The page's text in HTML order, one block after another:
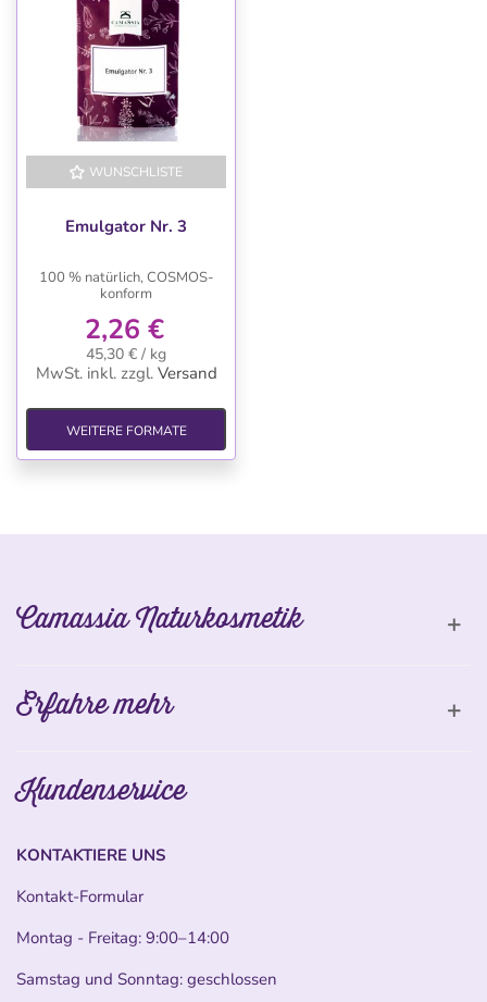
WUNSCHLISTE
Emulgator Nr. 3
100 % natürlich, COSMOS-
konform
2,26 €
45,30 € / kg
MwSt. inkl. zzgl. Versand
WEITERE FORMATE
Camassia Naturkosmetik
Erfahre mehr
Kundenservice
KONTAKTIERE UNS
Kontakt-Formular
Montag - Freitag: 9:00–14:00
Samstag und Sonntag: geschlossen